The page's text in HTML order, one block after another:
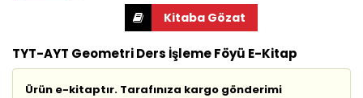
TYT-AYT Geometri Ders İşleme Föyü E-Kitap
Ürün e-kitaptır. Tarafınıza kargo gönderimi